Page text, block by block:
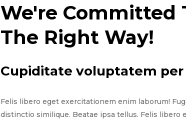
We're Committed
The Right Way!
Cupiditate voluptatem
Felis libero eget exercitationem enim laborum!
distinctio similique. Beatae ipsa tellus. Felis